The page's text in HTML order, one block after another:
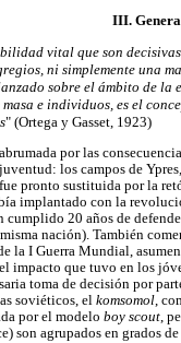
III.
vital que son
ni simplemente una
sobre el ámbito de
e individuos, es el
" (Ortega y Gasset, 1923)
por las
los campos de
pronto sustituida por la
implantado con la
cumplido 20 años de
nación). También
la I Guerra Mundial,
impacto que tuvo en los
toma de decisión por
soviéticos, el komsomol,
por el modelo boy scout,
son agrupados en grados